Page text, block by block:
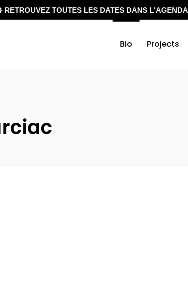
RETROUVEZ TOUTES LES DATES DANS L'AGENDA !
Bio Projects